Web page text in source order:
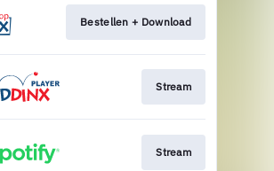
Bestellen + Download
Stream
Stream